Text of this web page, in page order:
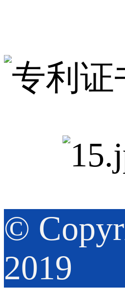
©
2019